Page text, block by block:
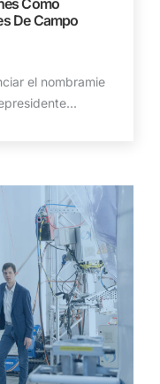
Como
De Campo
el nombramie